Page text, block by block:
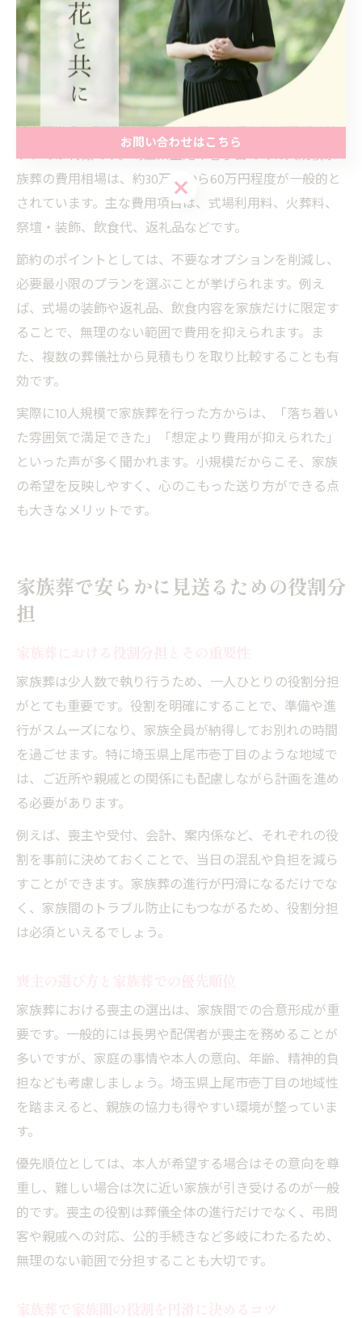
葬儀社や市役所の担当窓口に確認しましょう。事前相談
を活用することで、満足度の高い家族葬を実現しやすく
なります。
10人規模家族葬の相場と節約のポイント
10人前後の小規模な家族葬は、費用面でも比較的抑えや
すいのが特徴です。埼玉県上尾市壱丁目での10人規模家
族葬の費用相場は、約30万円から60万円程度が一般的と
されています。主な費用項目は、式場利用料、火葬料、
祭壇・装飾、飲食代、返礼品などです。
節約のポイントとしては、不要なオプションを削減し、
必要最小限のプランを選ぶことが挙げられます。例え
ば、式場の装飾や返礼品、飲食内容を家族だけに限定す
ることで、無理のない範囲で費用を抑えられます。ま
た、複数の葬儀社から見積もりを取り比較することも有
効です。
実際に10人規模で家族葬を行った方からは、「落ち着い
た雰囲気で満足できた」「想定より費用が抑えられた」
といった声が多く聞かれます。小規模だからこそ、家族
の希望を反映しやすく、心のこもった送り方ができる点
も大きなメリットです。
家族葬で安らかに見送るための役割分
担
家族葬は少人数で執り行うため、一人ひとりの役割分担
がとても重要です。役割を明確にすることで、準備や進
行がスムーズになり、家族全員が納得してお別れの時間
を過ごせます。特に埼玉県上尾市壱丁目のような地域で
は、ご近所や親戚との関係にも配慮しながら計画を進め
る必要があります。
例えば、喪主や受付、会計、案内係など、それぞれの役
割を事前に決めておくことで、当日の混乱や負担を減ら
すことができます。家族葬の進行が円滑になるだけでな
く、家族間のトラブル防止にもつながるため、役割分担
は必須といえるでしょう。
家族葬における喪主の選出は、家族間での合意形成が重
要です。一般的には長男や配偶者が喪主を務めることが
多いですが、家庭の事情や本人の意向、年齢、精神的負
担なども考慮しましょう。埼玉県上尾市壱丁目の地域性
を踏まえると、親族の協力も得やすい環境が整っていま
す。
優先順位としては、本人が希望する場合はその意向を尊
重し、難しい場合は次に近い家族が引き受けるのが一般
的です。喪主の役割は葬儀全体の進行だけでなく、弔問
客や親戚への対応、公的手続きなど多岐にわたるため、
無理のない範囲で分担することも大切です。
お問い合わせはこちら
お問い合わせはこちら